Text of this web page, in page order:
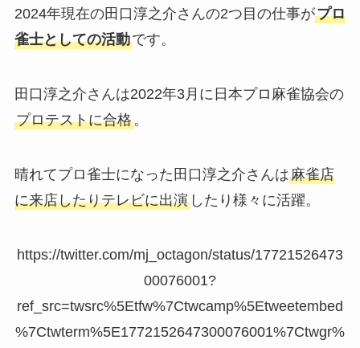
2024年現在の田口淳之介さんの2つ目の仕事がプロ
雀士としての活動です。
田口淳之介さんは2022年3月に日本プロ麻雀協会の
プロテストに合格。
晴れてプロ雀士になった田口淳之介さんは麻雀店
に来店したりテレビに出演したり様々に活躍。
https://twitter.com/mj_octagon/status/17721526473
00076001?
ref_src=twsrc%5Etfw%7Ctwcamp%5Etweetembed
%7Ctwterm%5E1772152647300076001%7Ctwgr%